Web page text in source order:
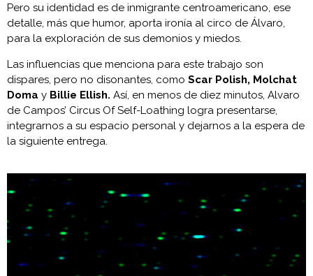
Pero su identidad es de inmigrante centroamericano, ese
detalle, más que humor, aporta ironía al circo de Álvaro,
para la exploración de sus demonios y miedos.
Las influencias que menciona para este trabajo son
dispares, pero no disonantes, como Scar Polish, Molchat
Doma y Billie Ellish. Así, en menos de diez minutos, Alvaro
de Campos’ Circus Of Self-Loathing logra presentarse,
integrarnos a su espacio personal y dejarnos a la espera de
la siguiente entrega.